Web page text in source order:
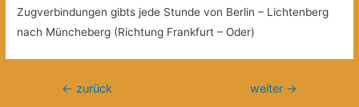
Zugverbindungen gibts jede Stunde von Berlin – Lichtenberg
nach Müncheberg (Richtung Frankfurt – Oder)
Beitragsnavigation
← zurück weiter →